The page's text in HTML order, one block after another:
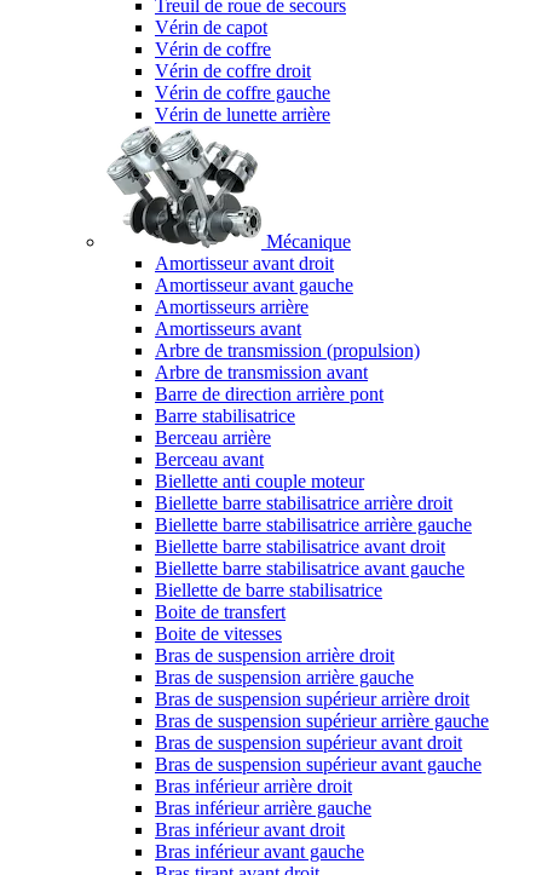
Treuil de roue de secours
Vérin de capot
Vérin de coffre
Vérin de coffre droit
Vérin de coffre gauche
Vérin de lunette arrière
Mécanique
Amortisseur avant droit
Amortisseur avant gauche
Amortisseurs arrière
Amortisseurs avant
Arbre de transmission (propulsion)
Arbre de transmission avant
Barre de direction arrière pont
Barre stabilisatrice
Berceau arrière
Berceau avant
Biellette anti couple moteur
Biellette barre stabilisatrice arrière droit
Biellette barre stabilisatrice arrière gauche
Biellette barre stabilisatrice avant droit
Biellette barre stabilisatrice avant gauche
Biellette de barre stabilisatrice
Boite de transfert
Boite de vitesses
Bras de suspension arrière droit
Bras de suspension arrière gauche
Bras de suspension supérieur arrière droit
Bras de suspension supérieur arrière gauche
Bras de suspension supérieur avant droit
Bras de suspension supérieur avant gauche
Bras inférieur arrière droit
Bras inférieur arrière gauche
Bras inférieur avant droit
Bras inférieur avant gauche